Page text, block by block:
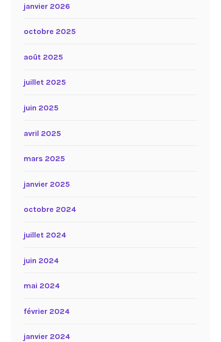
janvier 2026
octobre 2025
août 2025
juillet 2025
juin 2025
avril 2025
mars 2025
janvier 2025
octobre 2024
juillet 2024
juin 2024
mai 2024
février 2024
janvier 2024